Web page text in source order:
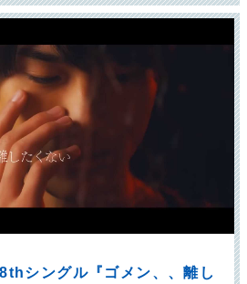
シングル『ゴメン、、離し